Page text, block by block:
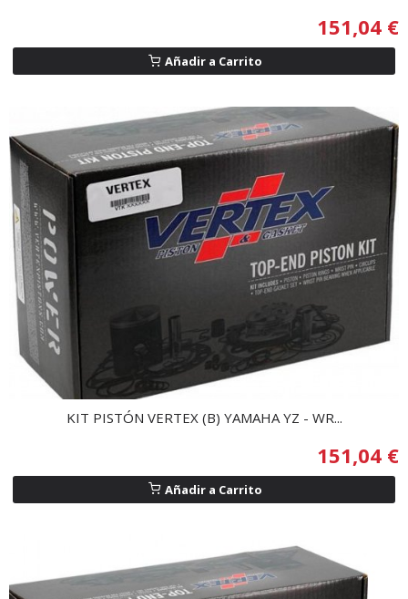
151,04 €
Añadir a Carrito
KIT PISTÓN VERTEX (B) YAMAHA YZ - WR...
151,04 €
Añadir a Carrito